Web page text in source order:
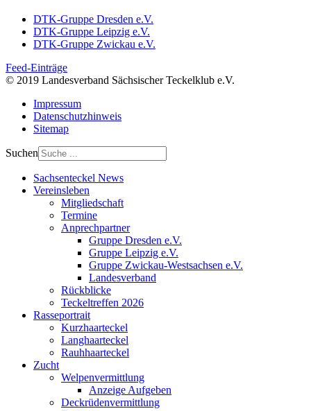
DTK-Gruppe Dresden e.V.
DTK-Gruppe Leipzig e.V.
DTK-Gruppe Zwickau e.V.
Feed-Einträge
© 2019 Landesverband Sächsischer Teckelklub e.V.
Impressum
Datenschutzhinweis
Sitemap
Suchen
Sachsenteckel News
Vereinsleben
Mitgliedschaft
Termine
Anprechpartner
Gruppe Dresden e.V.
Gruppe Leipzig e.V.
Gruppe Zwickau-Westsachsen e.V.
Landesverband
Rückblicke
Teckeltreffen 2026
Rasseportrait
Kurzhaarteckel
Langhaarteckel
Rauhhaarteckel
Zucht
Welpenvermittlung
Anzeige Aufgeben
Deckrüdenvermittlung